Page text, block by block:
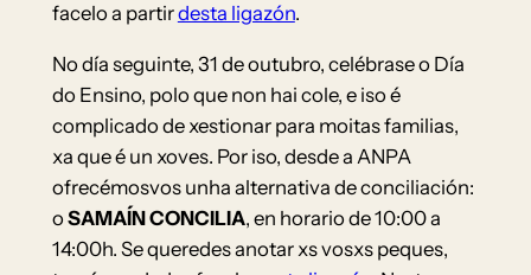
facelo a partirdesta ligazón.
No día seguinte, 31 de outubro, celébrase o Día
do Ensino, polo que non hai cole, e iso é
complicado de xestionar para moitas familias,
xa que é un xoves. Por iso, desde a ANPA
ofrecémosvos unha alternativa de conciliación:
o SAMAÍN CONCILIA, en horario de 10:00 a
14:00h. Se queredes anotar xs vosxs peques,